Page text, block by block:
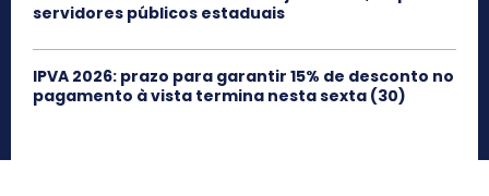
servidores públicos estaduais
IPVA 2026: prazo para garantir 15% de desconto no
pagamento à vista termina nesta sexta (30)